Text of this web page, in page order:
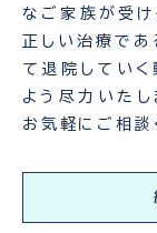
なご家族が受
正しい治療であ
て退院してい
よう尽力いた
お気軽にご相談